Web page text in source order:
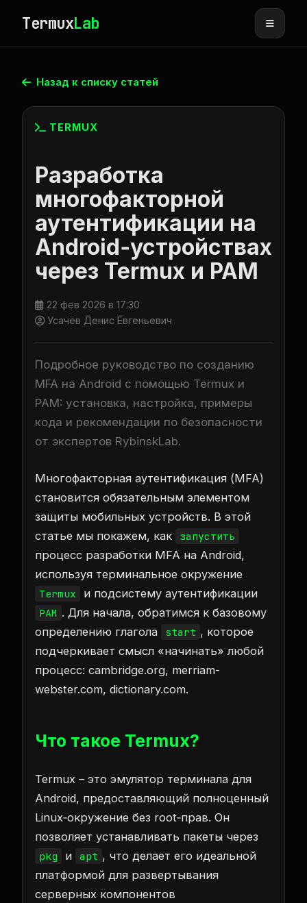
TermuxLab
Назад к списку статей
TERMUX
Разработка
многофакторной
аутентификации на
Android‑устройствах
через Termux и PAM
22 фев 2026 в 17:30
Усачёв Денис Евгеньевич
Подробное руководство по созданию
MFA на Android с помощью Termux и
PAM: установка, настройка, примеры
кода и рекомендации по безопасности
от экспертов RybinskLab.
Многофакторная аутентификация (MFA)
становится обязательным элементом
защиты мобильных устройств. В этой
статье мы покажем, как
запустить
процесс разработки MFA на Android,
используя терминальное окружение
Termux и подсистему аутентификации
PAM . Для начала, обратимся к базовому
определению глагола
start , которое
подчеркивает смысл «начинать» любой
процесс: cambridge.org, merriam-
webster.com, dictionary.com.
Что такое Termux?
Termux – это эмулятор терминала для
Android, предоставляющий полноценный
Linux‑окружение без root‑прав. Он
позволяет устанавливать пакеты через
pkg и apt , что делает его идеальной
платформой для развертывания
серверных компонентов